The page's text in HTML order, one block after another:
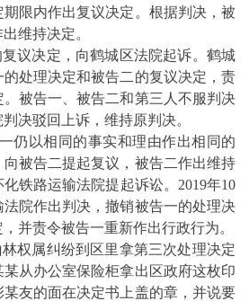
限内作出复议决定。根据判决，被
维持决定。
决定，向鹤城区法院起诉。鹤城
处理决定和被告二的复议决定，责
被告一、被告二和第三人不服判决
决驳回上诉，维持原判决。
以相同的事实和理由作出相同的
被告二提起复议，被告二作出维持
铁路运输法院提起诉讼。2019年10
法院作出判决，撤销被告一的处理决
并责令被告一重新作出行政行为。
权属纠纷到区里拿第三次处理决定
从办公室保险柜拿出区政府这枚印
友的面在决定书上盖的章，并说要